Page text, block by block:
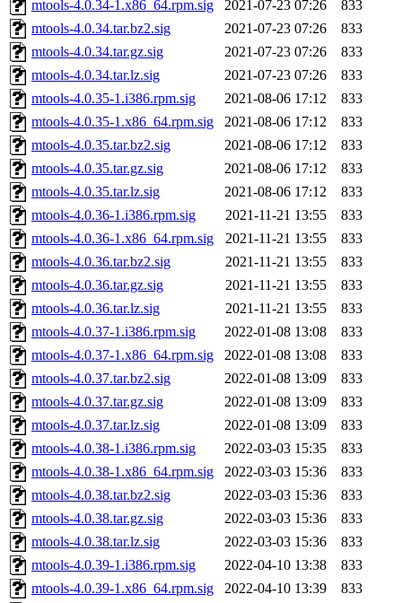
mtools-4.0.34-1.x86_64.rpm.sig
2021-07-23 07:26
833
mtools-4.0.34.tar.bz2.sig
2021-07-23 07:26
833
mtools-4.0.34.tar.gz.sig
2021-07-23 07:26
833
mtools-4.0.34.tar.lz.sig
2021-07-23 07:26
833
mtools-4.0.35-1.i386.rpm.sig
2021-08-06 17:12
833
mtools-4.0.35-1.x86_64.rpm.sig
2021-08-06 17:12
833
mtools-4.0.35.tar.bz2.sig
2021-08-06 17:12
833
mtools-4.0.35.tar.gz.sig
2021-08-06 17:12
833
mtools-4.0.35.tar.lz.sig
2021-08-06 17:12
833
mtools-4.0.36-1.i386.rpm.sig
2021-11-21 13:55
833
mtools-4.0.36-1.x86_64.rpm.sig
2021-11-21 13:55
833
mtools-4.0.36.tar.bz2.sig
2021-11-21 13:55
833
mtools-4.0.36.tar.gz.sig
2021-11-21 13:55
833
mtools-4.0.36.tar.lz.sig
2021-11-21 13:55
833
mtools-4.0.37-1.i386.rpm.sig
2022-01-08 13:08
833
mtools-4.0.37-1.x86_64.rpm.sig
2022-01-08 13:08
833
mtools-4.0.37.tar.bz2.sig
2022-01-08 13:09
833
mtools-4.0.37.tar.gz.sig
2022-01-08 13:09
833
mtools-4.0.37.tar.lz.sig
2022-01-08 13:09
833
mtools-4.0.38-1.i386.rpm.sig
2022-03-03 15:35
833
mtools-4.0.38-1.x86_64.rpm.sig
2022-03-03 15:36
833
mtools-4.0.38.tar.bz2.sig
2022-03-03 15:36
833
mtools-4.0.38.tar.gz.sig
2022-03-03 15:36
833
mtools-4.0.38.tar.lz.sig
2022-03-03 15:36
833
mtools-4.0.39-1.i386.rpm.sig
2022-04-10 13:38
833
mtools-4.0.39-1.x86_64.rpm.sig
2022-04-10 13:39
833